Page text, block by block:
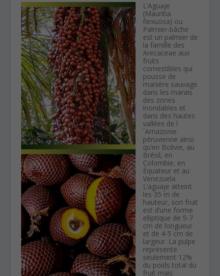
L’Aguaje
(Mauritia
flexuosa) ou
Palmier-bâche
est un palmier de
la famille des
Arecaceae aux
fruits
comestibles qui
pousse de
manière sauvage
dans les marais
des zones
inondables et
dans des hautes
vallées de l
´Amazonie
péruvienne ainsi
qu’en Bolivie, au
Brésil, en
Colombie, en
Équateur et au
Venezuela.
L’aguaje atteint
les 35 m de
hauteur, son fruit
est d’une forme
elliptique de 5-7
cm de longueur
et de 4-5 cm de
largeur. La pulpe
représente
seulement 12%
du poids total du
fruit mais